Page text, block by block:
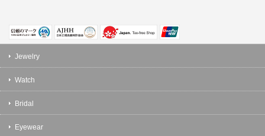
Jewelry
Watch
Bridal
Eyewear